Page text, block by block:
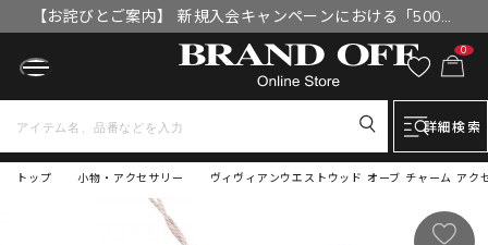
【お詫びとご案内】 新規入会キャンペーンにおける「500円
OFFクーポン」付与漏れと補填について
0
詳細検索
トップ ヴィヴィアンウエストウッド オーブ チャーム ア
小物・アクセサリー